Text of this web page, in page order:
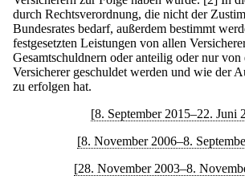
durch Rechtsverordnung, die nicht der
Bundesrates bedarf, außerdem bestimmt
festgesetzten Leistungen von allen
Gesamtschuldnern oder anteilig oder nur von
Versicherer geschuldet werden und wie der
zu erfolgen hat.
[8. September 2015–22. Juni
[8. November 2006–8.
[28. November 2003–8.